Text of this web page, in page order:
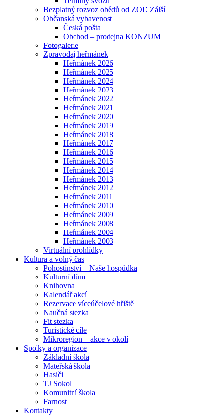
Bezplatný rozvoz obědů od ZOD Zálší
Občanská vybavenost
Česká pošta
Obchod – prodejna KONZUM
Fotogalerie
Zpravodaj heřmánek
Heřmánek 2026
Heřmánek 2025
Heřmánek 2024
Heřmánek 2023
Heřmánek 2022
Heřmánek 2021
Heřmánek 2020
Heřmánek 2019
Heřmánek 2018
Heřmánek 2017
Heřmánek 2016
Heřmánek 2015
Heřmánek 2014
Heřmánek 2013
Heřmánek 2012
Heřmánek 2011
Heřmánek 2010
Heřmánek 2009
Heřmánek 2008
Heřmánek 2004
Heřmánek 2003
Virtuální prohlídky
Kultura a volný čas
Pohostinství – Naše hospůdka
Kulturní dům
Knihovna
Kalendář akcí
Rezervace víceúčelové hřiště
Naučná stezka
Fit stezka
Turistické cíle
Mikroregion – akce v okolí
Spolky a organizace
Základní škola
Mateřská škola
Hasiči
TJ Sokol
Komunitní škola
Farnost
Kontakty